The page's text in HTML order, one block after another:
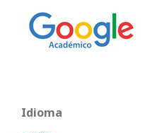
Idioma